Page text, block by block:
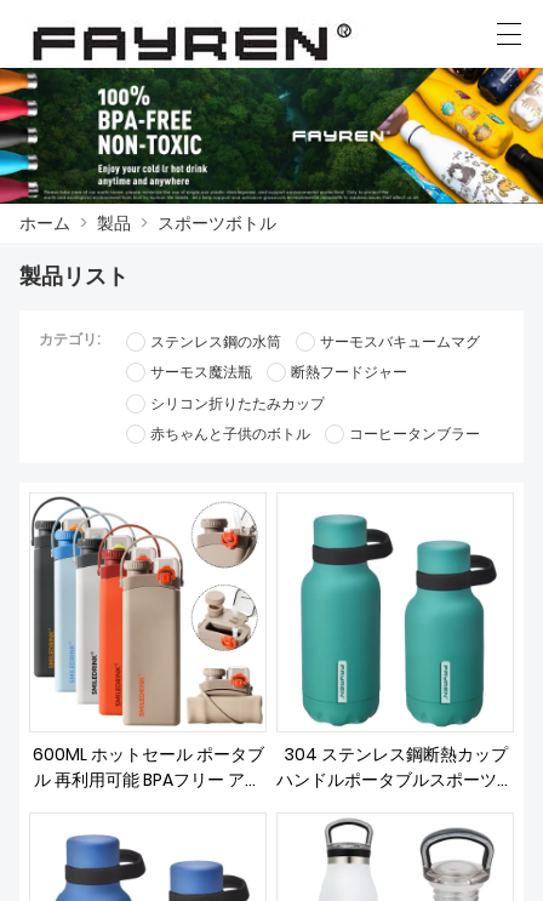
製品
ニュース
我々に連絡し
私たちについて
العربية Deutsch Ελληνική γλώσσα English
ホーム > 製品 > スポーツボトル
製品リスト
カテゴリ: ステンレス鋼の水筒
サーモスバキュームマグ
サーモス魔法瓶
断熱フードジャー
シリコン折りたたみカップ
赤ちゃんと子供のボトル
コーヒータンブラー
600ML ホットセール ポータブ
ル 再利用可能 BPAフリー アウ
ン 折りたたみ式 タンブラー ウ
ォーターボトル ハンドル付き
304 ステンレス鋼断熱カップ
ハンドルポータブルスポーツウ
ーツウォーターボトル